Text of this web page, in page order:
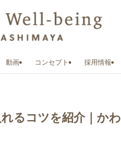
動画 コンセプト 採用情報
るコツを紹介｜かわ